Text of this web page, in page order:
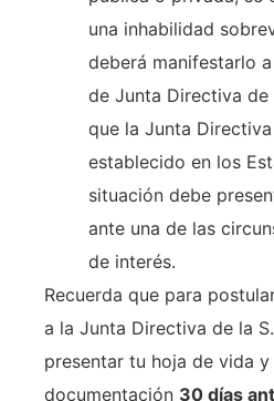
una inhabilidad
deberá manifestarlo
de Junta Directiva de
que la Junta
establecido en los
situación debe
ante una de las
de interés.
Recuerda que para
a la Junta Directiva de la
presentar tu hoja de vida y
documentación 30 días